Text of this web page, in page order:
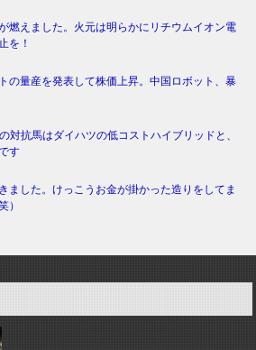
燃えました。火元は明らかにリチウムイオン電
を！
の量産を発表して株価上昇。中国ロボット、暴
対抗馬はダイハツの低コストハイブリッドと、
す
ました。けっこうお金が掛かった造りをしてま
）